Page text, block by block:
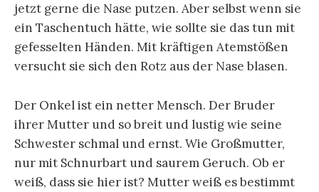
jetzt gerne die Nase putzen. Aber selbst wenn sie
ein Taschentuch hätte, wie sollte sie das tun mit
gefesselten Händen. Mit kräftigen Atemstößen
versucht sie sich den Rotz aus der Nase blasen.
Der Onkel ist ein netter Mensch. Der Bruder
ihrer Mutter und so breit und lustig wie seine
Schwester schmal und ernst. Wie Großmutter,
nur mit Schnurbart und saurem Geruch. Ob er
weiß, dass sie hier ist? Mutter weiß es bestimmt